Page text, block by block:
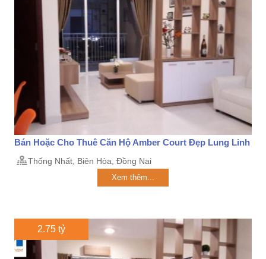
Bán Hoặc Cho Thuê Căn Hộ Amber Court Đẹp Lung Linh
Thống Nhất, Biên Hòa, Đồng Nai
Xem thêm...
2.75 tỷ